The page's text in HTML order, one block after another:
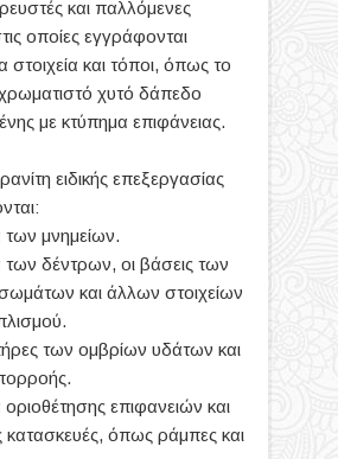
και παλλόμενες
οποίες εγγράφονται
στοιχεία και τόποι, όπως το
χυτό δάπεδο
με κτύπημα επιφάνειας.
ειδικής επεξεργασίας
των μνημείων.
των δέντρων, οι βάσεις των
και άλλων στοιχείων
των ομβρίων υδάτων και
επιφανειών και
κατασκευές, όπως ράμπες και